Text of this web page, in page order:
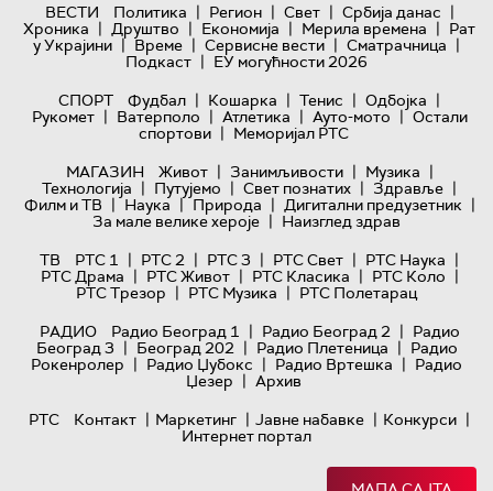
ВЕСТИ Политика | Регион | Свет | Србија данас |
Хроника | Друштво | Економија | Мерила времена | Рат
у Украјини | Време | Сервисне вести | Сматрачница |
Подкаст | ЕУ могућности 2026
СПОРТ
Фудбал | Кошарка | Тенис | Одбојка |
Рукомет | Ватерполо | Атлетика | Ауто-мото | Остали
спортови | Меморијал РТС
МАГАЗИН
Живот | Занимљивости | Музика |
Технологијa | Путујемо | Свет познатих | Здравље |
Филм и ТВ | Наука | Природа | Дигитални предузетник |
За мале велике хероје | Наизглед здрав
ТВ
РТС 1 | РТС 2 | РТС 3 | РТС Свет | РТС Наука |
РТС Драма | РТС Живот | РТС Класика | РТС Коло |
РТС Трезор | РТС Музика | РТС Полетарац
РАДИО
Радио Београд 1 | Радио Београд 2 | Радио
Београд 3 | Београд 202 | Радио Плетеница | Радио
Рокенролер | Радио Џубокс | Радио Вртешка | Радио
Џезер | Архив
РТС
Контакт | Маркетинг | Јавне набавке | Конкурси |
Интернет портал